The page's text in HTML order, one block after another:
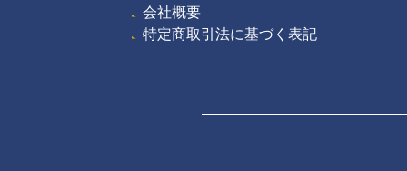
会社概要
特定商取引法に基づく表記